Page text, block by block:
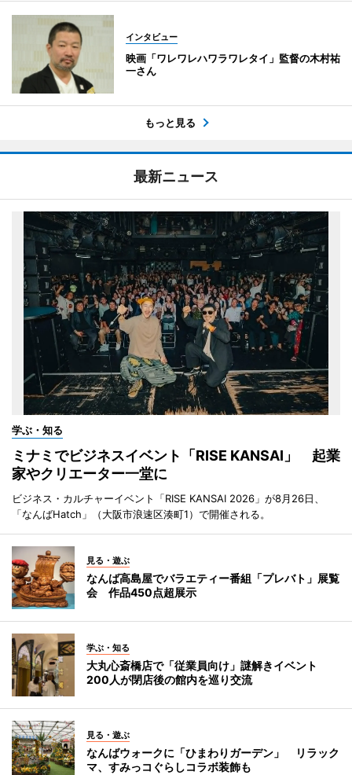
インタビュー
映画「ワレワレハワラワレタイ」監督の木村祐
一さん
もっと見る
最新ニュース
学ぶ・知る
ミナミでビジネスイベント「RISE KANSAI」 起業
家やクリエーター一堂に
ビジネス・カルチャーイベント「RISE KANSAI 2026」が8月26日、
「なんばHatch」（大阪市浪速区湊町1）で開催される。
見る・遊ぶ
なんば高島屋でバラエティー番組「プレバト」展覧
会 作品450点超展示
学ぶ・知る
大丸心斎橋店で「従業員向け」謎解きイベント
200人が閉店後の館内を巡り交流
見る・遊ぶ
なんばウォークに「ひまわりガーデン」 リラック
マ、すみっコぐらしコラボ装飾も